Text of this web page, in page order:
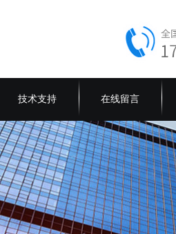
技术支持 在线留言